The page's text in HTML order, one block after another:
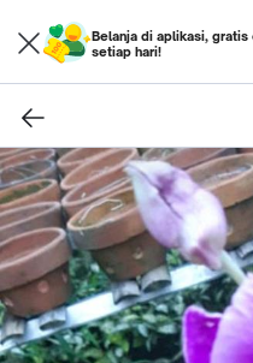
Belanja di aplikasi,
setiap hari!